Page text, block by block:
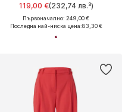
119,00 €(232,74 лв.³)
Първоначално: 249,00 €
Последна най-ниска цена:83,30 €